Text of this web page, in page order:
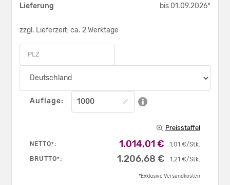
Lieferung bis 01.09.2026*
zzgl. Lieferzeit: ca. 2 Werktage
Auflage:
Preisstaffel
NETTO*: 1,01 €/Stk.
1.014,01 €
BRUTTO*: 1,21 €/Stk.
1.206,68 €
*Exklusive Versandkosten